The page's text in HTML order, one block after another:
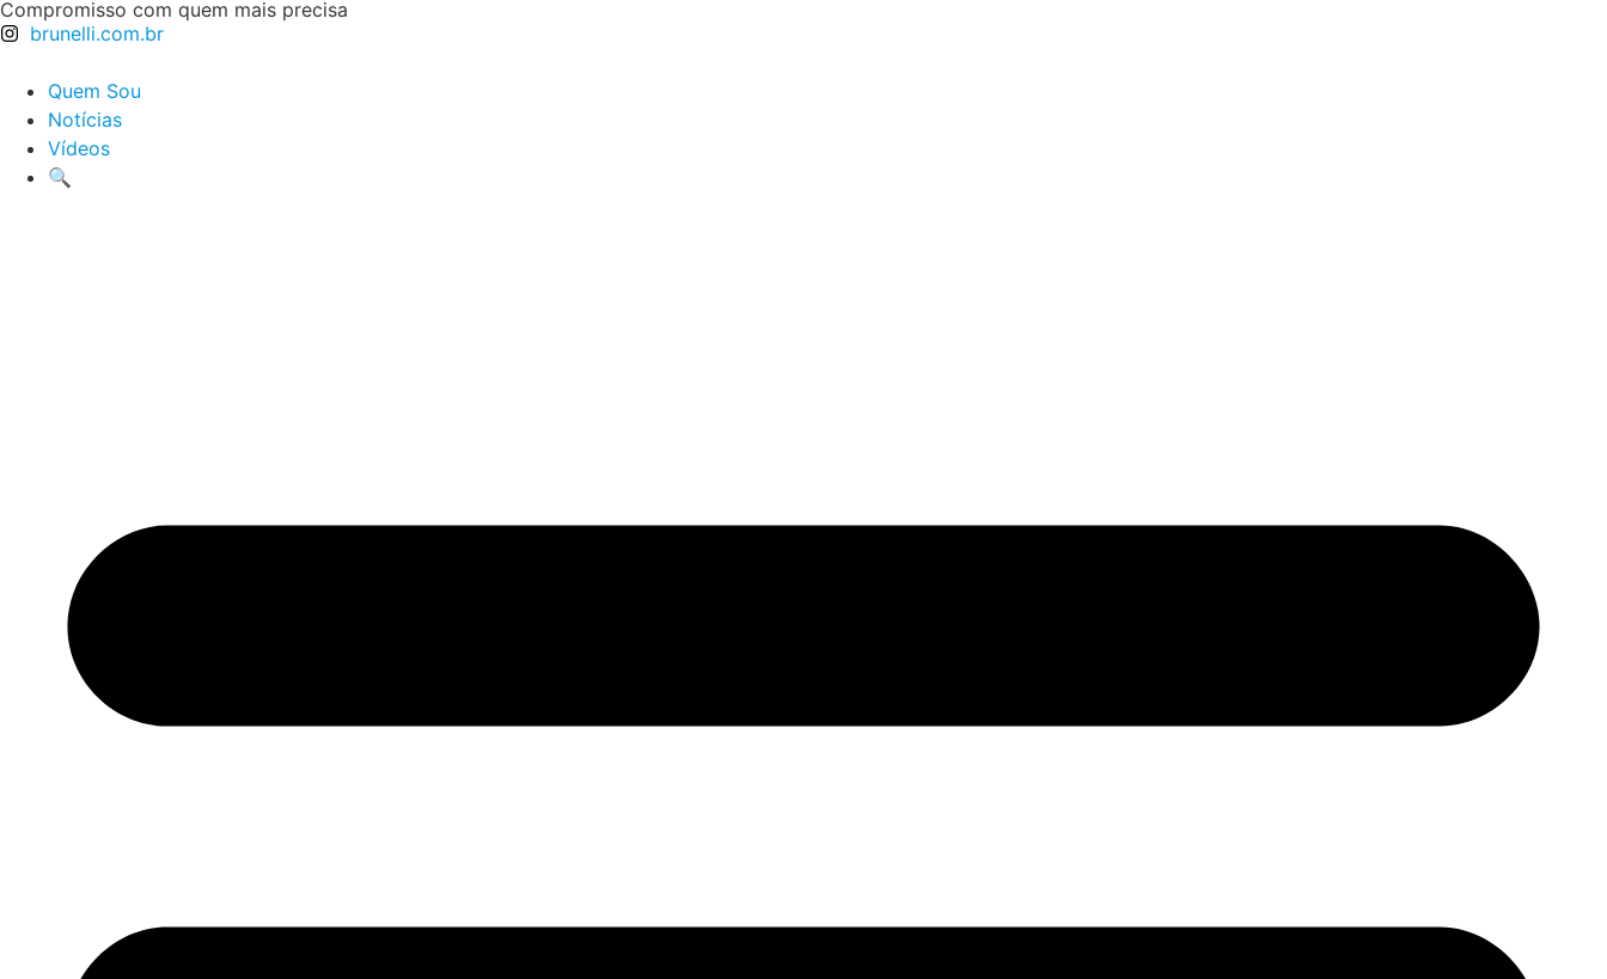
Compromisso com quem mais precisa
brunelli.com.br
Quem Sou
Notícias
Vídeos
🔍